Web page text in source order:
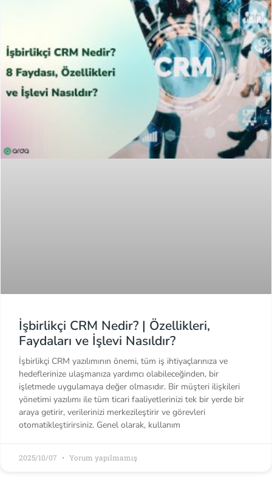
İşbirlikçi CRM Nedir? | Özellikleri,
Faydaları ve İşlevi Nasıldır?
İşbirlikçi CRM yazılımının önemi, tüm iş ihtiyaçlarınıza ve
hedeflerinize ulaşmanıza yardımcı olabileceğinden, bir
işletmede uygulamaya değer olmasıdır. Bir müşteri ilişkileri
yönetimi yazılımı ile tüm ticari faaliyetlerinizi tek bir yerde bir
araya getirir, verilerinizi merkezileştirir ve görevleri
otomatikleştirirsiniz. Genel olarak, kullanım
2025/10/07 Yorum yapılmamış